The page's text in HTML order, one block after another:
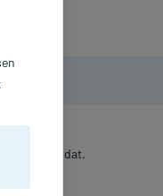
Wundexsudat.